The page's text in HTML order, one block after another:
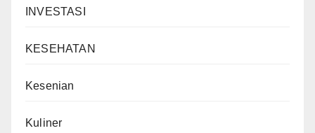
INVESTASI
KESEHATAN
Kesenian
Kuliner